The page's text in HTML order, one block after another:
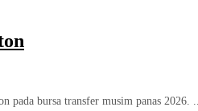
bursa transfer musim panas 2026. ...